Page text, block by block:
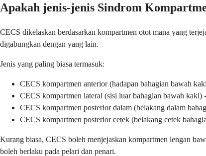
Apakah jenis-jenis Sindrom
CECS dikelaskan berdasarkan kompartmen otot mana yang
digabungkan dengan yang lain.
Jenis yang paling biasa termasuk:
CECS kompartmen anterior (hadapan bahagian bawah
CECS kompartmen lateral (sisi luar bahagian bawah
CECS kompartmen posterior dalam (belakang dalam
CECS kompartmen posterior cetek (belakang cetek
Kurang biasa, CECS boleh menjejaskan kompartmen lengan
boleh berlaku pada pelari dan penari.